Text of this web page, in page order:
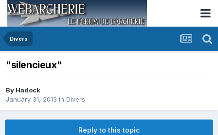
Divers
"silencieux"
By Hadock
January 31, 2013 in Divers
Reply to this topic